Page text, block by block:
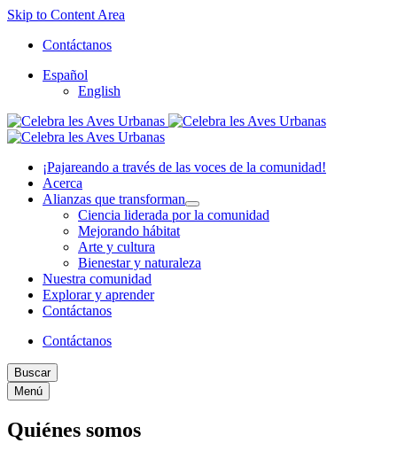
Skip to Content Area
Contáctanos
Español
English
¡Pajareando a través de las voces de la comunidad!
Acerca
Alianzas que transforman
Ciencia liderada por la comunidad
Mejorando hábitat
Arte y cultura
Bienestar y naturaleza
Nuestra comunidad
Explorar y aprender
Contáctanos
Contáctanos
Buscar
Menú
Quiénes somos